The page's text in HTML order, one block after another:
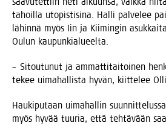
tahoil­la uto­pis­ti­si­na. Hal­li pal­ve­lee
lähin­nä myös Iin ja Kii­min­gin
Oulun kaupunkialueelta.
– Sitou­tu­nut ja ammat­ti­tai­toi­nen
tekee uima­hal­lis­ta hyvän, kiit­te­lee
Hau­ki­pu­taan uima­hal­lin
myös hyvää tuu­ria, että teh­tä­vään